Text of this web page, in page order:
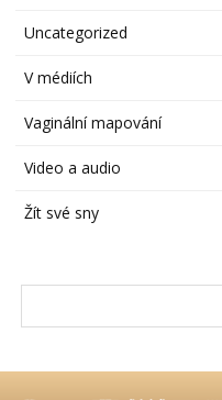
Uncategorized
V médiích
Vaginální mapování
Video a audio
Žít své sny